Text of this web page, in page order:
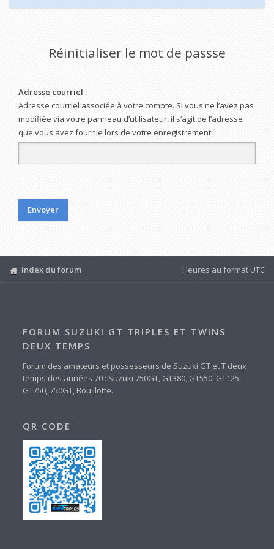
Réinitialiser le mot de passse
Adresse courriel :
Adresse courriel associée à votre compte. Si vous ne l’avez pas
modifiée via votre panneau d’utilisateur, il s’agit de l’adresse
que vous avez fournie lors de votre enregistrement.
Index du forum Heures au format UTC
FORUM SUZUKI GT TRIPLES ET TWINS
DEUX TEMPS
Forum des amateurs et possesseurs de Suzuki GT et T deux
temps des années 70 : Suzuki 750GT, GT380, GT550, GT125,
GT750, 750GT, Bouillotte.
QR CODE